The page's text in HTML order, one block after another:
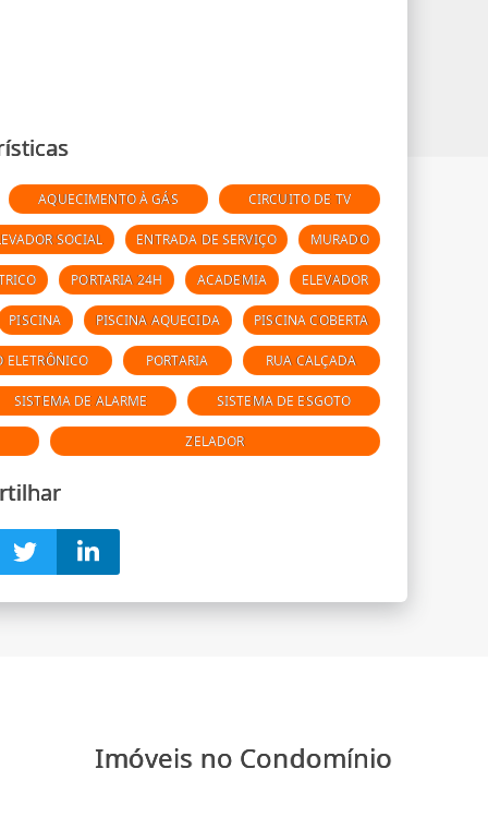
AQUECIMENTO À GÁS CIRCUITO DE TV
SOCIAL ENTRADA DE SERVIÇO MURADO
PORTARIA 24H ACADEMIA ELEVADOR
PISCINA PISCINA AQUECIDA PISCINA COBERTA
ELETRÔNICO PORTARIA RUA CALÇADA
SISTEMA DE ALARME SISTEMA DE ESGOTO
ZELADOR
Imóveis no Condomínio